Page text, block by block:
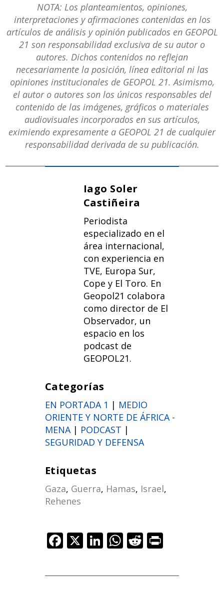
NOTA: Los planteamientos, opiniones,
interpretaciones y afirmaciones contenidas en los
artículos de análisis y opinión publicados en GEOPOL
21 son responsabilidad exclusiva de su autor o
autores. Dichos contenidos no reflejan
necesariamente la posición, línea editorial ni las
opiniones institucionales de GEOPOL 21. Asimismo,
el autor o autores son los únicos responsables del
contenido de las imágenes, gráficos o materiales
audiovisuales incorporados en sus artículos,
eximiendo expresamente a GEOPOL 21 de cualquier
responsabilidad derivada de su publicación.
Iago Soler
Castiñeira
Periodista
especializado en el
área internacional,
con experiencia en
TVE, Europa Sur,
Cope y El Toro. En
Geopol21 colabora
como director de El
Observador, un
espacio en los
podcast de
GEOPOL21.
Categorías
EN PORTADA 1 | MEDIO
ORIENTE Y NORTE DE ÁFRICA -
MENA| PODCAST |
SEGURIDAD Y DEFENSA
Etiquetas
Gaza, Guerra, Hamas, Israel,
Rehenes
F
e
X Li
k
W
at
R
d
Pr
t